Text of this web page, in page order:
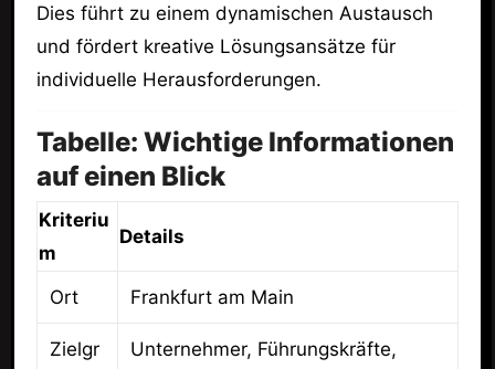
Dies führt zu einem dynamischen Austausch
und fördert kreative Lösungsansätze für
individuelle Herausforderungen.
Tabelle: Wichtige Informationen
auf einen Blick
Kriteriu
m
Details
Ort Frankfurt am Main
Zielgr
Unternehmer, Führungskräfte,